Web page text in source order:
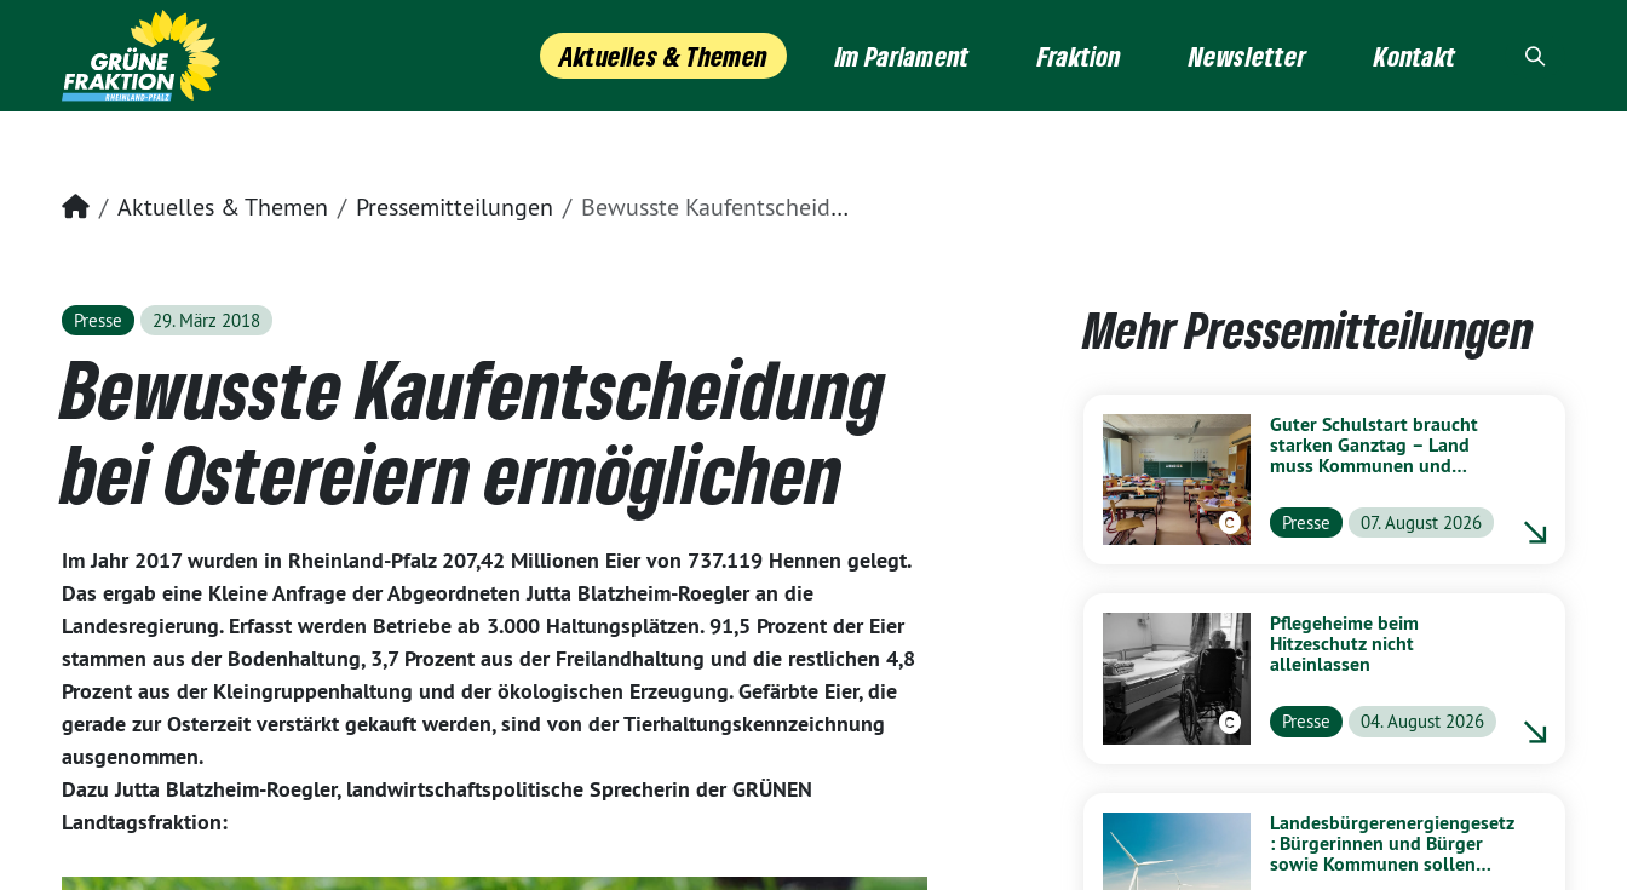
Aktuelles & Themen Im Parlament Fraktion Newsletter Kontakt
Startseite
Aktuelles & Themen Pressemitteilungen Bewusste Kaufentscheidung bei Ostereiern ermöglichen
Presse 29. März 2018
Bewusste Kaufentscheidung
bei Ostereiern ermöglichen
Im Jahr 2017 wurden in Rheinland-Pfalz 207,42 Millionen Eier von 737.119 Hennen gelegt.
Das ergab eine Kleine Anfrage der Abgeordneten Jutta Blatzheim-Roegler an die
Landesregierung. Erfasst werden Betriebe ab 3.000 Haltungsplätzen. 91,5 Prozent der Eier
stammen aus der Bodenhaltung, 3,7 Prozent aus der Freilandhaltung und die restlichen 4,8
Prozent aus der Kleingruppenhaltung und der ökologischen Erzeugung. Gefärbte Eier, die
gerade zur Osterzeit verstärkt gekauft werden, sind von der Tierhaltungskennzeichnung
ausgenommen.
Dazu Jutta Blatzheim-Roegler, landwirtschaftspolitische Sprecherin der GRÜNEN
Landtagsfraktion:
Mehr Pressemitteilungen
Guter Schulstart braucht
starken Ganztag – Land
muss Kommunen und
Presse 07. August 2026
Pflegeheime beim
Hitzeschutz nicht
alleinlassen
Presse 04. August 2026
Landesbürgerenergiengesetz
: Bürgerinnen und Bürger
sowie Kommunen sollen